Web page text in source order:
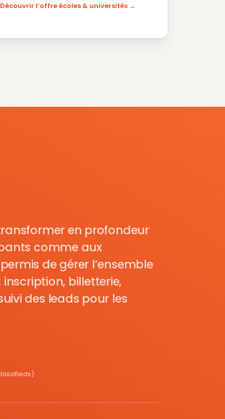
Découvrir l’offre écoles & universités
en profondeur
comme aux
de gérer l’ensemble
billetterie,
des leads pour les